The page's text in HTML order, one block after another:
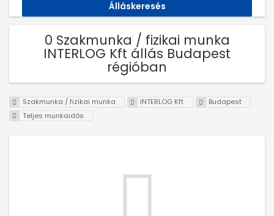
0 Szakmunka / fizikai munka
INTERLOG Kft állás Budapest
régióban
Szakmunka / fizikai munka INTERLOG Kft
Budapest
Teljes munkaidős